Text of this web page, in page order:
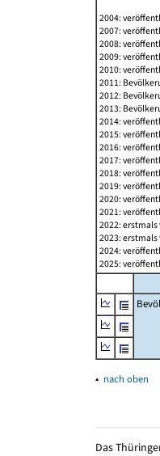
2004:
2007:
2008:
2009:
2010:
2011:
2012:
2013:
2014:
2015:
2016:
2017:
2018:
2019:
2020:
2021:
2022:
2023:
2024:
2025:
▴ nach oben
Das